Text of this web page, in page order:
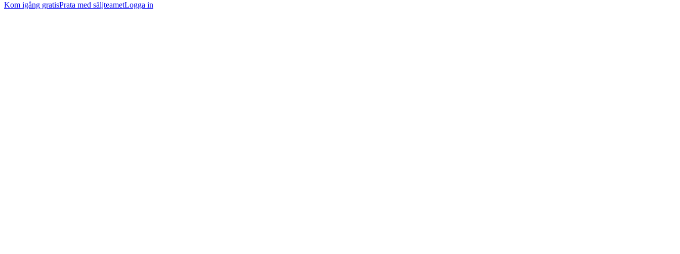
Kom igång gratisPrata med säljteametLogga in